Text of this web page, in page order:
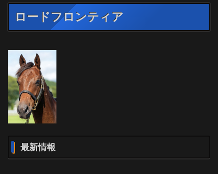
ロードフロンティア
最新情報